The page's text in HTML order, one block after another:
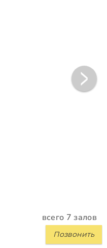
всего 7 залов
Позвонить